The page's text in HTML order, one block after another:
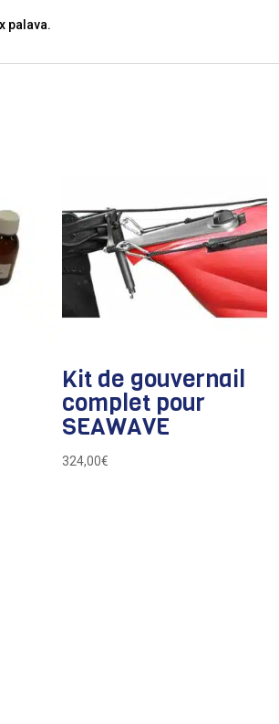
palava.
Kit de gouvernail
complet pour
SEAWAVE
324,00€